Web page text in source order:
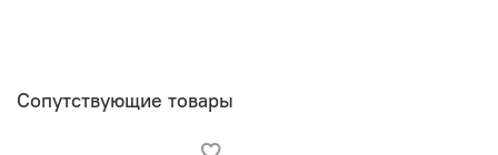
Сопутствующие товары